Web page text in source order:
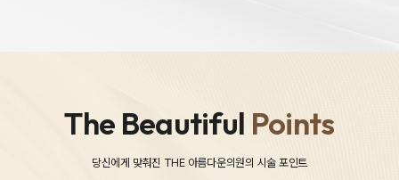
The Beautiful Points
당신에게 맞춰진 THE 아름다운의원의 시술 포인트